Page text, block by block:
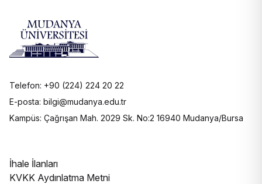
Telefon: +90 (224) 224 20 22
E-posta: bilgi@mudanya.edu.tr
Kampüs: Çağrışan Mah. 2029 Sk. No:2 16940 Mudanya/Bursa
İhale İlanları
KVKK Aydınlatma Metni